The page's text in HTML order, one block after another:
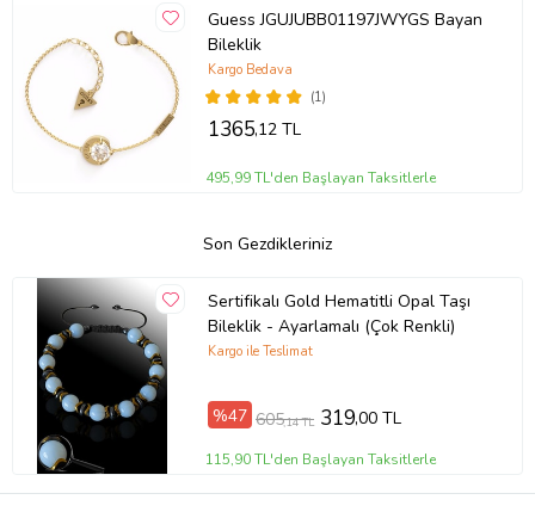
Guess JGUJUBB01197JWYGS Bayan
Bileklik
(1)
Kargo Bedava
1365,12 TL
495,99 TL'den Başlayan Taksitlerle
Son Gezdikleriniz
Sertifikalı Gold Hematitli Opal Taşı
Bileklik - Ayarlamalı (Çok Renkli)
Kargo ile Teslimat
%47 605,14 TL 319,00 TL
115,90 TL'den Başlayan Taksitlerle